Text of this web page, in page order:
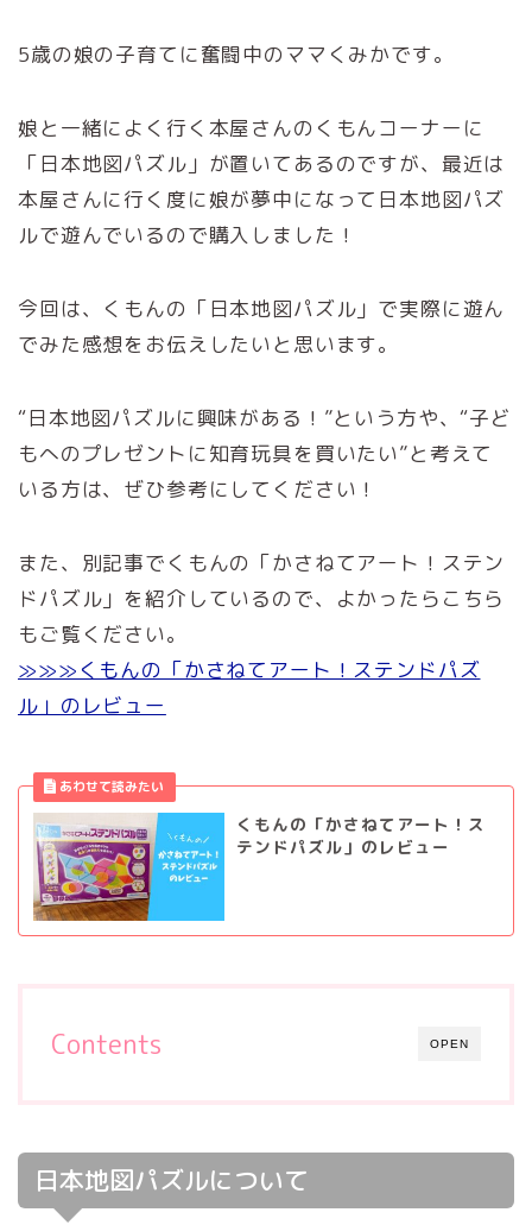
5歳の娘の子育てに奮闘中のママくみかです。
娘と一緒によく行く本屋さんのくもんコーナーに
「日本地図パズル」が置いてあるのですが、最近は
本屋さんに行く度に娘が夢中になって日本地図パズ
ルで遊んでいるので購入しました！
今回は、くもんの「日本地図パズル」で実際に遊ん
でみた感想をお伝えしたいと思います。
“日本地図パズルに興味がある！”という方や、“子ど
もへのプレゼントに知育玩具を買いたい”と考えて
いる方は、ぜひ参考にしてください！
また、別記事でくもんの「かさねてアート！ステン
ドパズル」を紹介しているので、よかったらこちら
もご覧ください。
≫≫≫くもんの「かさねてアート！ステンドパズ
ル」のレビュー
くもんの「かさねてアート！ス
テンドパズル」のレビュー
OPEN
Contents
日本地図パズルについて